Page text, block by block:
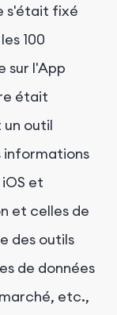
s'était fixé
100
sur l'App
était
outil
informations
et
et celles de
des outils
de données
etc.,